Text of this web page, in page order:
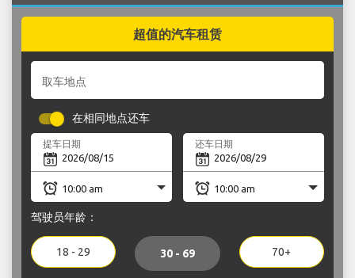
超值的汽车租赁
取车地点
在相同地点还车
提车日期 还车日期
驾驶员年龄：
18 - 29 30 - 69 70+